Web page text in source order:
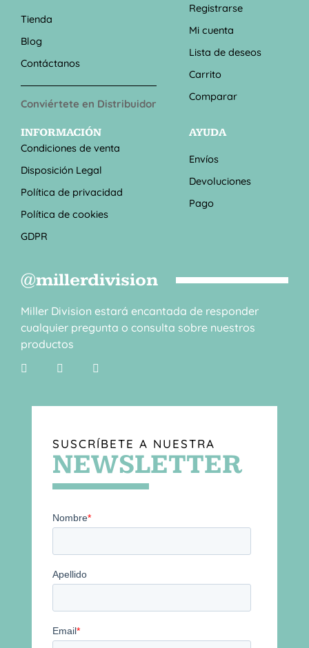
Tienda
Blog
Contáctanos
Conviértete en Distribuidor
Registrarse
Mi cuenta
Lista de deseos
Carrito
Comparar
INFORMACIÓN
Condiciones de venta
Disposición Legal
Política de privacidad
Política de cookies
GDPR
AYUDA
Envíos
Devoluciones
Pago
@millerdivision
Miller Division estará encantada de responder
cualquier pregunta o consulta sobre nuestros
productos
SUSCRÍBETE A NUESTRA
NEWSLETTER